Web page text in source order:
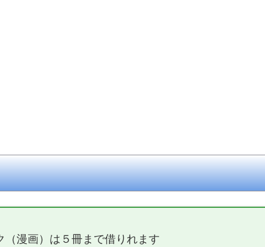
漫画）は５冊まで借りれます